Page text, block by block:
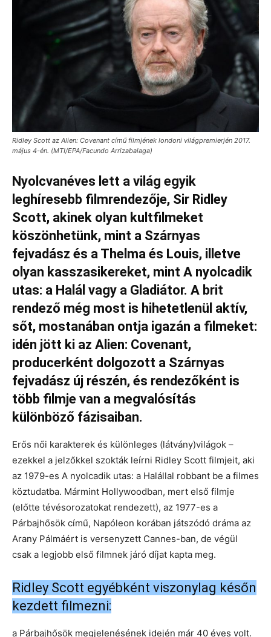
Ridley Scott az Alien: Covenant című filmjének londoni világpremierjén 2017.
május 4-én. (MTI/EPA/Facundo Arrizabalaga)
Nyolcvanéves lett a világ egyik
leghíresebb filmrendezője, Sir Ridley
Scott, akinek olyan kultfilmeket
köszönhetünk, mint a Szárnyas
fejvadász és a Thelma és Louis, illetve
olyan kasszasikereket, mint A nyolcadik
utas: a Halál vagy a Gladiátor. A brit
rendező még most is hihetetlenül aktív,
sőt, mostanában ontja igazán a filmeket:
idén jött ki az Alien: Covenant,
producerként dolgozott a Szárnyas
fejvadász új részén, és rendezőként is
több filmje van a megvalósítás
különböző fázisaiban.
Erős női karakterek és különleges (látvány)világok –
ezekkel a jelzőkkel szokták leírni Ridley Scott filmjeit, aki
az 1979-es A nyolcadik utas: a Halállal robbant be a filmes
köztudatba. Mármint Hollywoodban, mert első filmje
(előtte tévésorozatokat rendezett), az 1977-es a
Párbajhősök című, Napóleon korában játszódó dráma az
Arany Pálmáért is versenyzett Cannes-ban, de végül
csak a legjobb első filmnek járó díjat kapta meg.
Ridley Scott egyébként viszonylag későn
kezdett filmezni:
a Párbajhősök megjelenésének idején már 40 éves volt.